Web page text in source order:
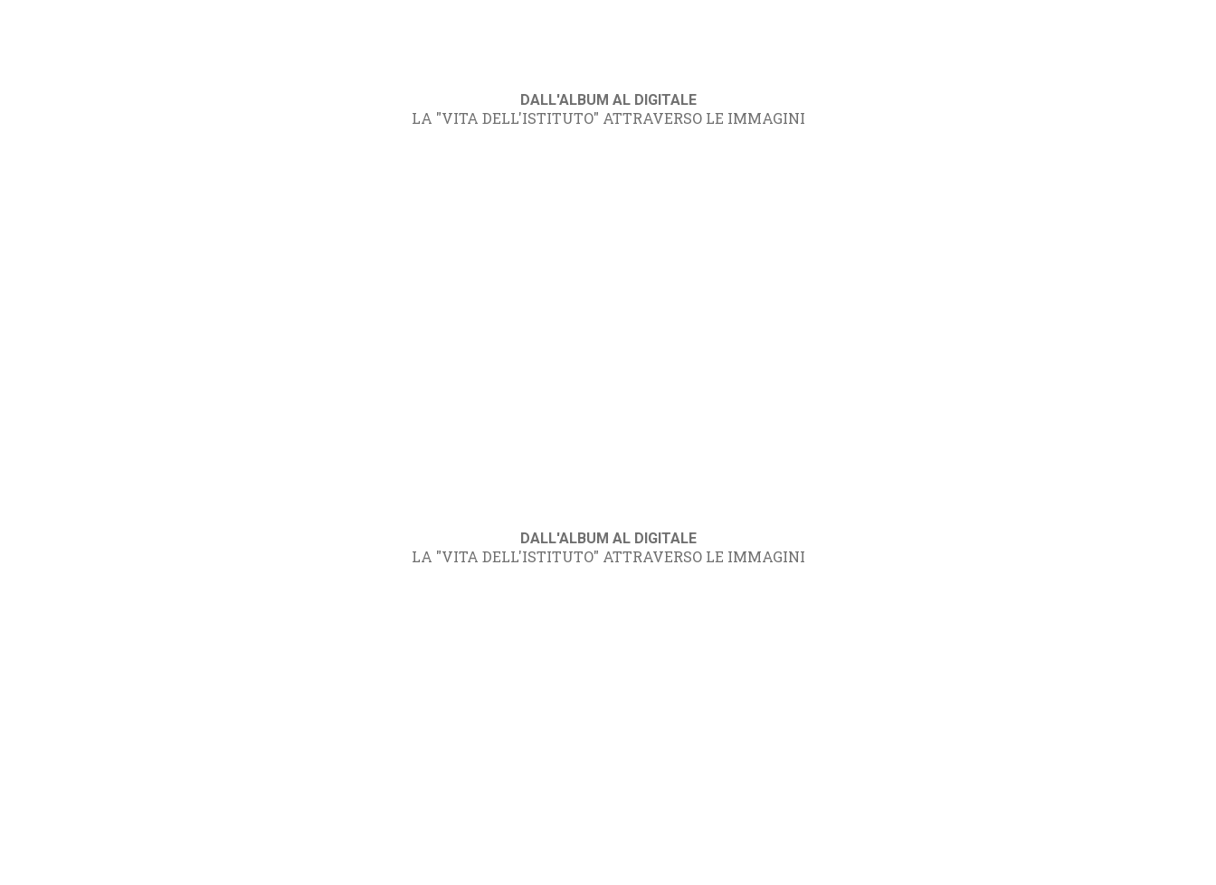
DALL'ALBUM AL DIGITALE
LA "VITA DELL'ISTITUTO" ATTRAVERSO LE IMMAGINI
DALL'ALBUM AL DIGITALE
LA "VITA DELL'ISTITUTO" ATTRAVERSO LE IMMAGINI